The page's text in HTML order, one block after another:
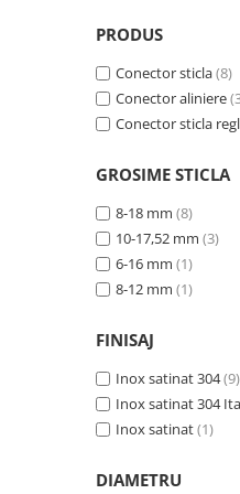
Profil toc usa sticla
Feronerie toc usa sticla
Set broasca + balama +
Set broasca + balama usa sticla
Broasca usa sticla
Maner broasca usa sticla
Cilindri broasca usa sticla
Compartimentari
Profile perimetrale
Usi glisante
Usi glisante manuale
PRODUS
Conector sticla(8)
Conector aliniere
Conector sticla
GROSIME STICLA
8-18 mm (8)
10-17,52 mm (3)
6-16 mm (1)
8-12 mm (1)
FINISAJ
Inox satinat 304(9)
Inox satinat 304
Inox satinat(1)
DIAMETRU